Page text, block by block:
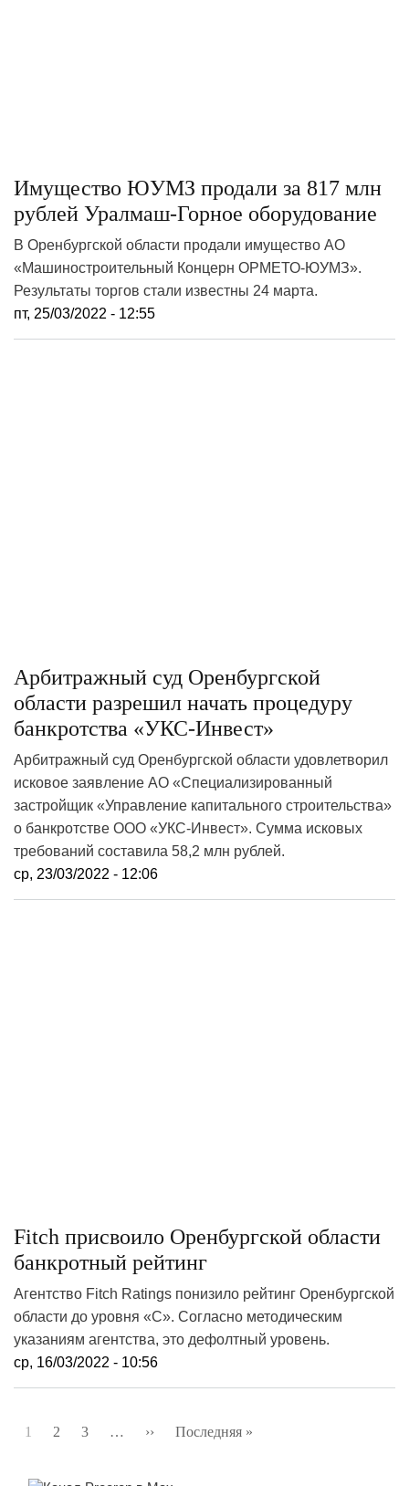
Имущество ЮУМЗ продали за 817 млн
рублей Уралмаш-Горное оборудование
В Оренбургской области продали имущество АО
«Машиностроительный Концерн ОРМЕТО-ЮУМЗ».
Результаты торгов стали известны 24 марта.
пт, 25/03/2022 - 12:55
Арбитражный суд Оренбургской
области разрешил начать процедуру
банкротства «УКС-Инвест»
Арбитражный суд Оренбургской области удовлетворил
исковое заявление АО «Специализированный
застройщик «Управление капитального строительства»
о банкротстве ООО «УКС-Инвест». Сумма исковых
требований составила 58,2 млн рублей.
ср, 23/03/2022 - 12:06
Fitch присвоило Оренбургской области
банкротный рейтинг
Агентство Fitch Ratings понизило рейтинг Оренбургской
области до уровня «С». Согласно методическим
указаниям агентства, это дефолтный уровень.
ср, 16/03/2022 - 10:56
Нумерация
1 2 3 … ›› Следующая
Последняя »